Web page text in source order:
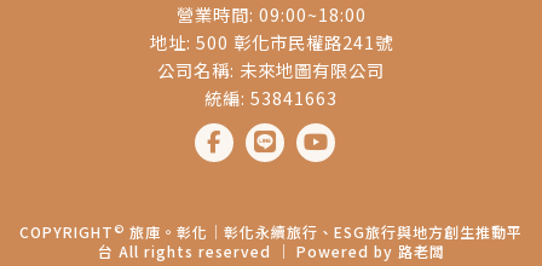
營業時間: 09:00~18:00
地址: 500 彰化市民權路241號
公司名稱: 未來地圖有限公司
統編: 53841663
COPYRIGHT © 旅庫。彰化│彰化永續旅行、ESG旅行與地方創生推動平
台 All rights reserved ｜ Powered by 路老闆